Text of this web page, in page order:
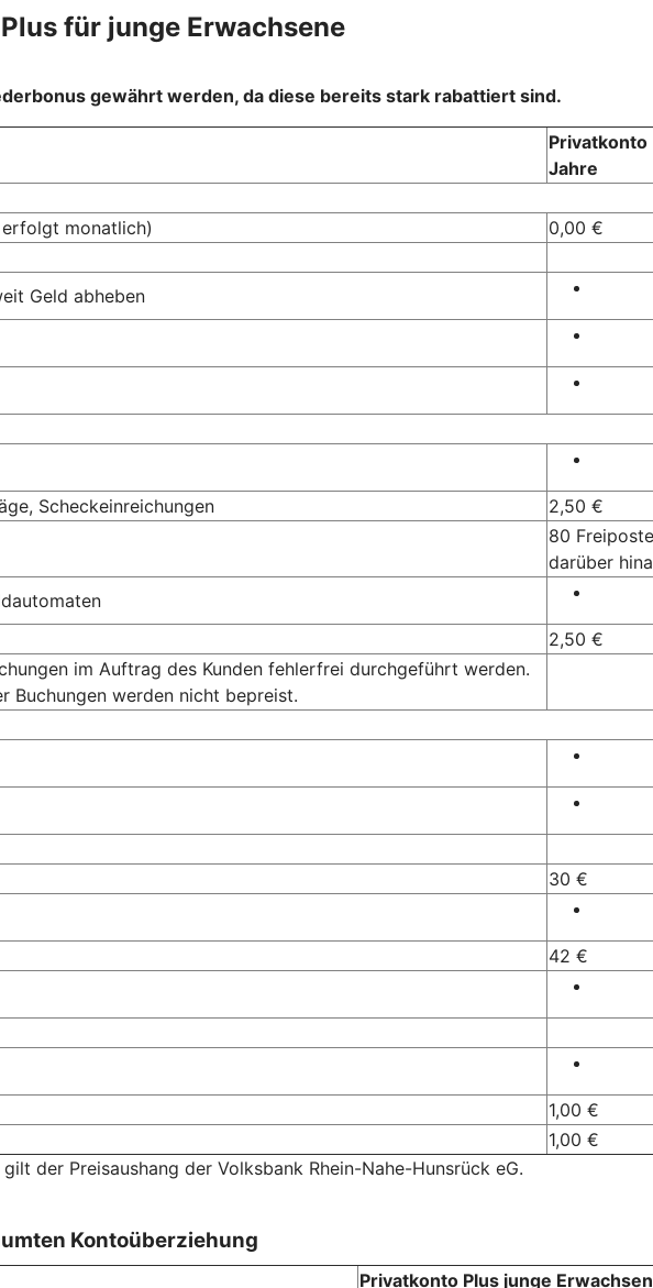
für junge Erwachsene
gewährt werden, da diese bereits stark rabattiert sind.
Jahre
monatlich)
0,00 €
Geld abheben
Scheckeinreichungen
2,50 €
80
darüber
2,50 €
im Auftrag des Kunden fehlerfrei durchgeführt werden.
Buchungen werden nicht bepreist.
30 €
42 €
1,00 €
1,00 €
der Preisaushang der Volksbank Rhein-Nahe-Hunsrück eG.
Kontoüberziehung
Privatkonto Plus junge